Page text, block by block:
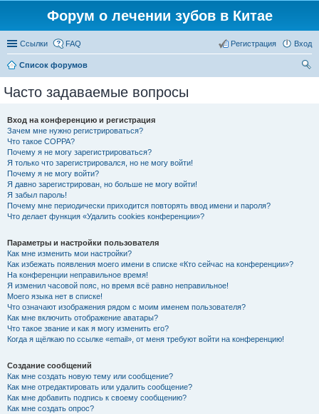
Форум о лечении зубов в Китае
Ссылки FAQ Вход
Регистрация
Список форумов
Часто задаваемые вопросы
Вход на конференцию и регистрация
Зачем мне нужно регистрироваться?
Что такое COPPA?
Почему я не могу зарегистрироваться?
Я только что зарегистрировался, но не могу войти!
Почему я не могу войти?
Я давно зарегистрирован, но больше не могу войти!
Я забыл пароль!
Почему мне периодически приходится повторять ввод имени и пароля?
Что делает функция «Удалить cookies конференции»?
Параметры и настройки пользователя
Как мне изменить мои настройки?
Как избежать появления моего имени в списке «Кто сейчас на конференции»?
На конференции неправильное время!
Я изменил часовой пояс, но время всё равно неправильное!
Моего языка нет в списке!
Что означают изображения рядом с моим именем пользователя?
Как мне включить отображение аватары?
Что такое звание и как я могу изменить его?
Когда я щёлкаю по ссылке «email», от меня требуют войти на конференцию!
Создание сообщений
Как мне создать новую тему или сообщение?
Как мне отредактировать или удалить сообщение?
Как мне добавить подпись к своему сообщению?
Как мне создать опрос?